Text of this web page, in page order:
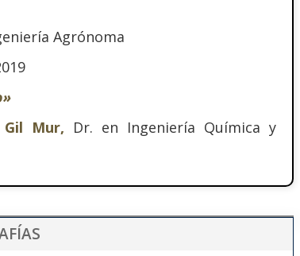
Agrónoma
Mur, Dr. en Ingeniería Química y